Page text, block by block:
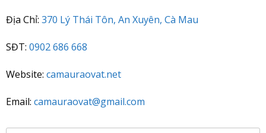
Địa Chỉ: 370 Lý Thái Tôn, An Xuyên, Cà Mau
SĐT: 0902 686 668
Website: camauraovat.net
Email: camauraovat@gmail.com